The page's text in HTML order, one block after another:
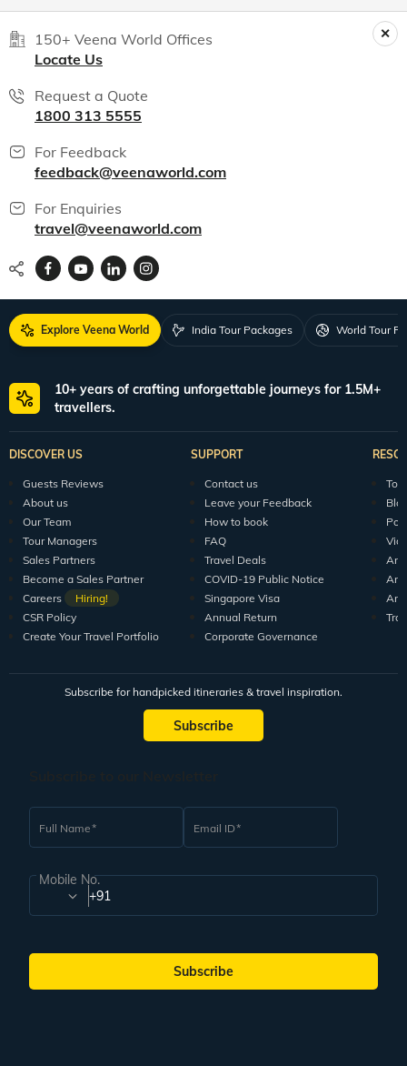
150+ Veena World Offices
Locate Us
Request a Quote
1800 313 5555
For Feedback
feedback@veenaworld.com
For Enquiries
travel@veenaworld.com
Explore Veena World India Tour Packages World Tour
10+ years of crafting unforgettable journeys for 1.5M+
travellers.
DISCOVER US
Guests Reviews
About us
Our Team
Tour Managers
Sales Partners
Become a Sales Partner
Careers
Hiring!
CSR Policy
Create Your Travel Portfolio
SUPPORT
Contact us
Leave your Feedback
How to book
FAQ
Travel Deals
COVID-19 Public Notice
Singapore Visa
Annual Return
Corporate Governance
Subscribe for handpicked itineraries & travel inspiration.
Subscribe
Full Name Email ID
Mobile No.
+91
Subscribe